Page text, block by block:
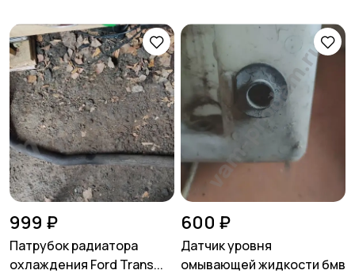
999 ₽
Патрубок радиатора
охлаждения Ford Trans...
600 ₽
Датчик уровня
омывающей жидкости бмв